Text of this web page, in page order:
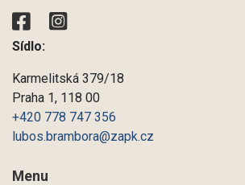
Sídlo:
Karmelitská 379/18
Praha 1, 118 00
+420 778 747 356
lubos.brambora@zapk.cz
Menu